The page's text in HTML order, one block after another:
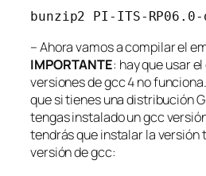
– Ahora vamos a compilar el
IMPORTANTE: hay que usar
versiones de gcc 4 no
que si tienes una distribución
tengas instalado un gcc
tendrás que instalar la versión
versión de gcc: